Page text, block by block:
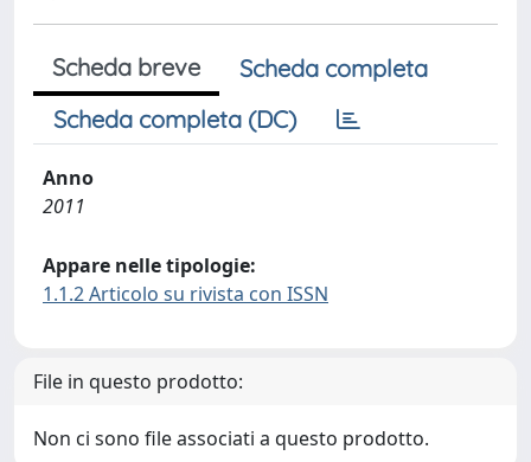
Scheda breve
Scheda completa
Scheda completa (DC)
Anno
2011
Appare nelle tipologie:
1.1.2 Articolo su rivista con ISSN
File in questo prodotto:
Non ci sono file associati a questo prodotto.